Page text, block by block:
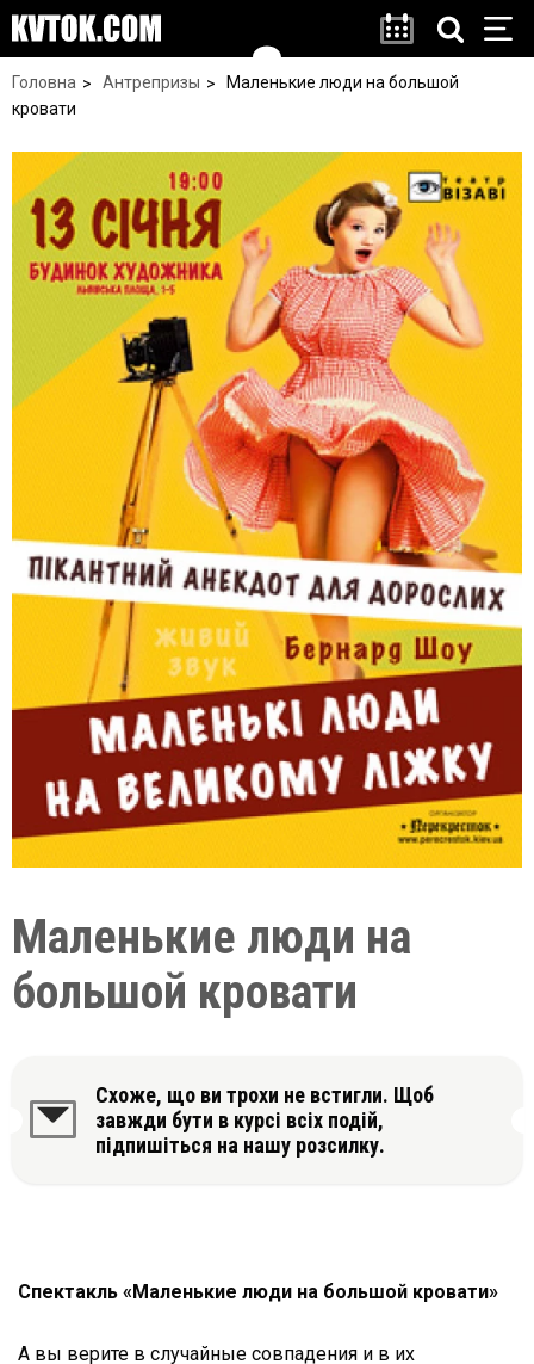
Головна Антрепризы
Маленькие люди на большой
кровати
Маленькие люди на
большой кровати
Схоже, що ви трохи не встигли. Щоб
завжди бути в курсі всіх подій,
підпишіться на нашу розсилку.
Спектакль «Маленькие люди на большой кровати»
А вы верите в случайные совпадения и в их